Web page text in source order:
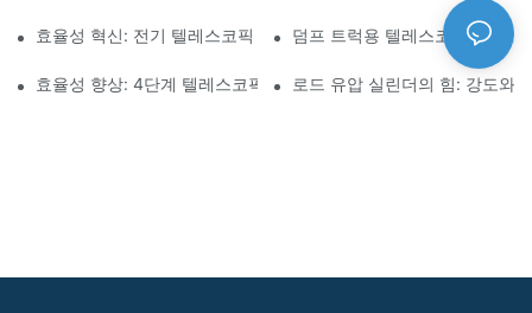
효율성 혁신: 전기 텔레스코픽 실린더덤프 트럭용 텔레스코픽 유압
효율성 향상: 4단계 텔레스코픽 유압 실린더의 장점
로드 유압 실린더의 힘: 강도와